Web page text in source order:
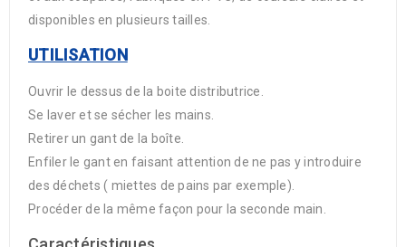
disponibles en plusieurs tailles.
UTILISATION
Ouvrir le dessus de la boite distributrice.
Se laver et se sécher les mains.
Retirer un gant de la boîte.
Enfiler le gant en faisant attention de ne pas y introduire
des déchets ( miettes de pains par exemple).
Procéder de la même façon pour la seconde main.